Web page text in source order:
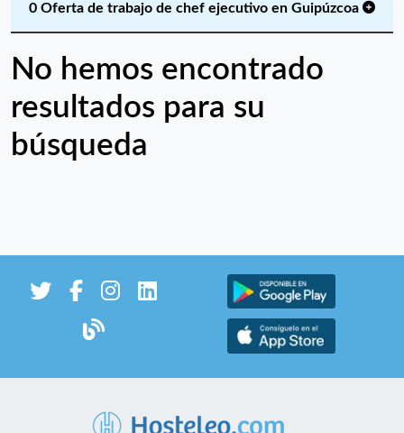
0 Oferta de trabajo de chef ejecutivo en Guipúzcoa
No hemos encontrado
resultados para su
búsqueda